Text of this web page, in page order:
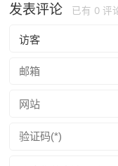
发表评论 已有 0评